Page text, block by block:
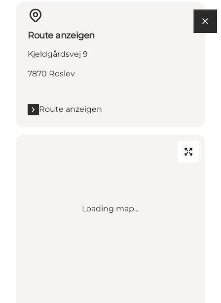
Route anzeigen
Kjeldgårdsvej 9
7870 Roslev
Route anzeigen
Loading map...